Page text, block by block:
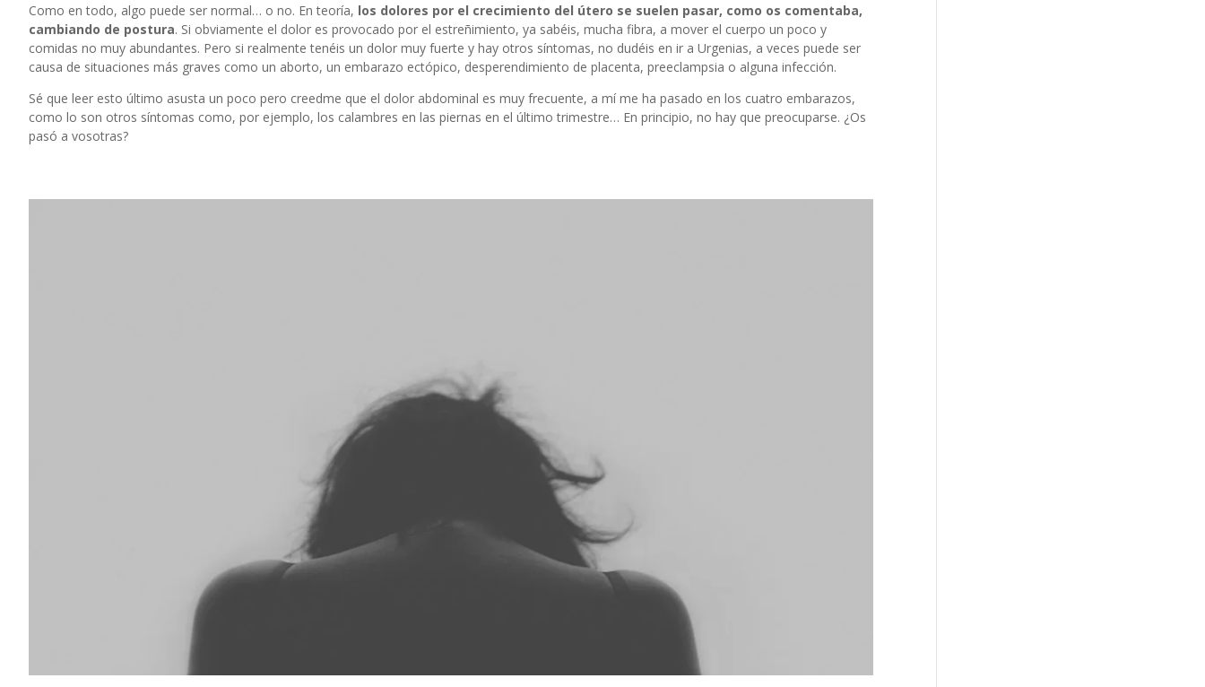
Como en todo, algo puede ser normal… o no. En teoría, los dolores por el crecimiento del útero se suelen pasar, como os comentaba,
cambiando de postura. Si obviamente el dolor es provocado por el estreñimiento, ya sabéis, mucha fibra, a mover el cuerpo un poco y
comidas no muy abundantes. Pero si realmente tenéis un dolor muy fuerte y hay otros síntomas, no dudéis en ir a Urgenias, a veces puede ser
causa de situaciones más graves como un aborto, un embarazo ectópico, desperendimiento de placenta, preeclampsia o alguna infección.
Sé que leer esto último asusta un poco pero creedme que el dolor abdominal es muy frecuente, a mí me ha pasado en los cuatro embarazos,
como lo son otros síntomas como, por ejemplo, los calambres en las piernas en el último trimestre… En principio, no hay que preocuparse. ¿Os
pasó a vosotras?